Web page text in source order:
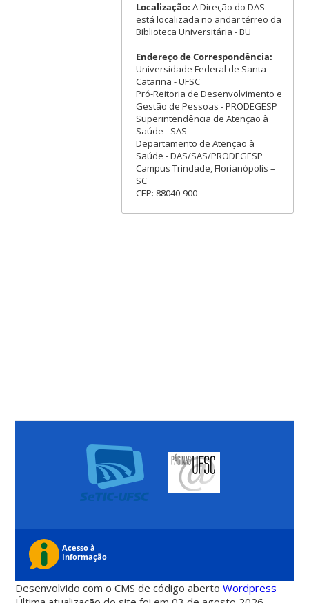
Localização: A Direção do DAS
está localizada no andar térreo da
Biblioteca Universitária - BU
Endereço de Correspondência:
Universidade Federal de Santa
Catarina - UFSC
Pró-Reitoria de Desenvolvimento e
Gestão de Pessoas - PRODEGESP
Superintendência de Atenção à
Saúde - SAS
Departamento de Atenção à
Saúde - DAS/SAS/PRODEGESP
Campus Trindade, Florianópolis –
SC
CEP: 88040-900
Desenvolvido com o CMS de código abertoWordpress